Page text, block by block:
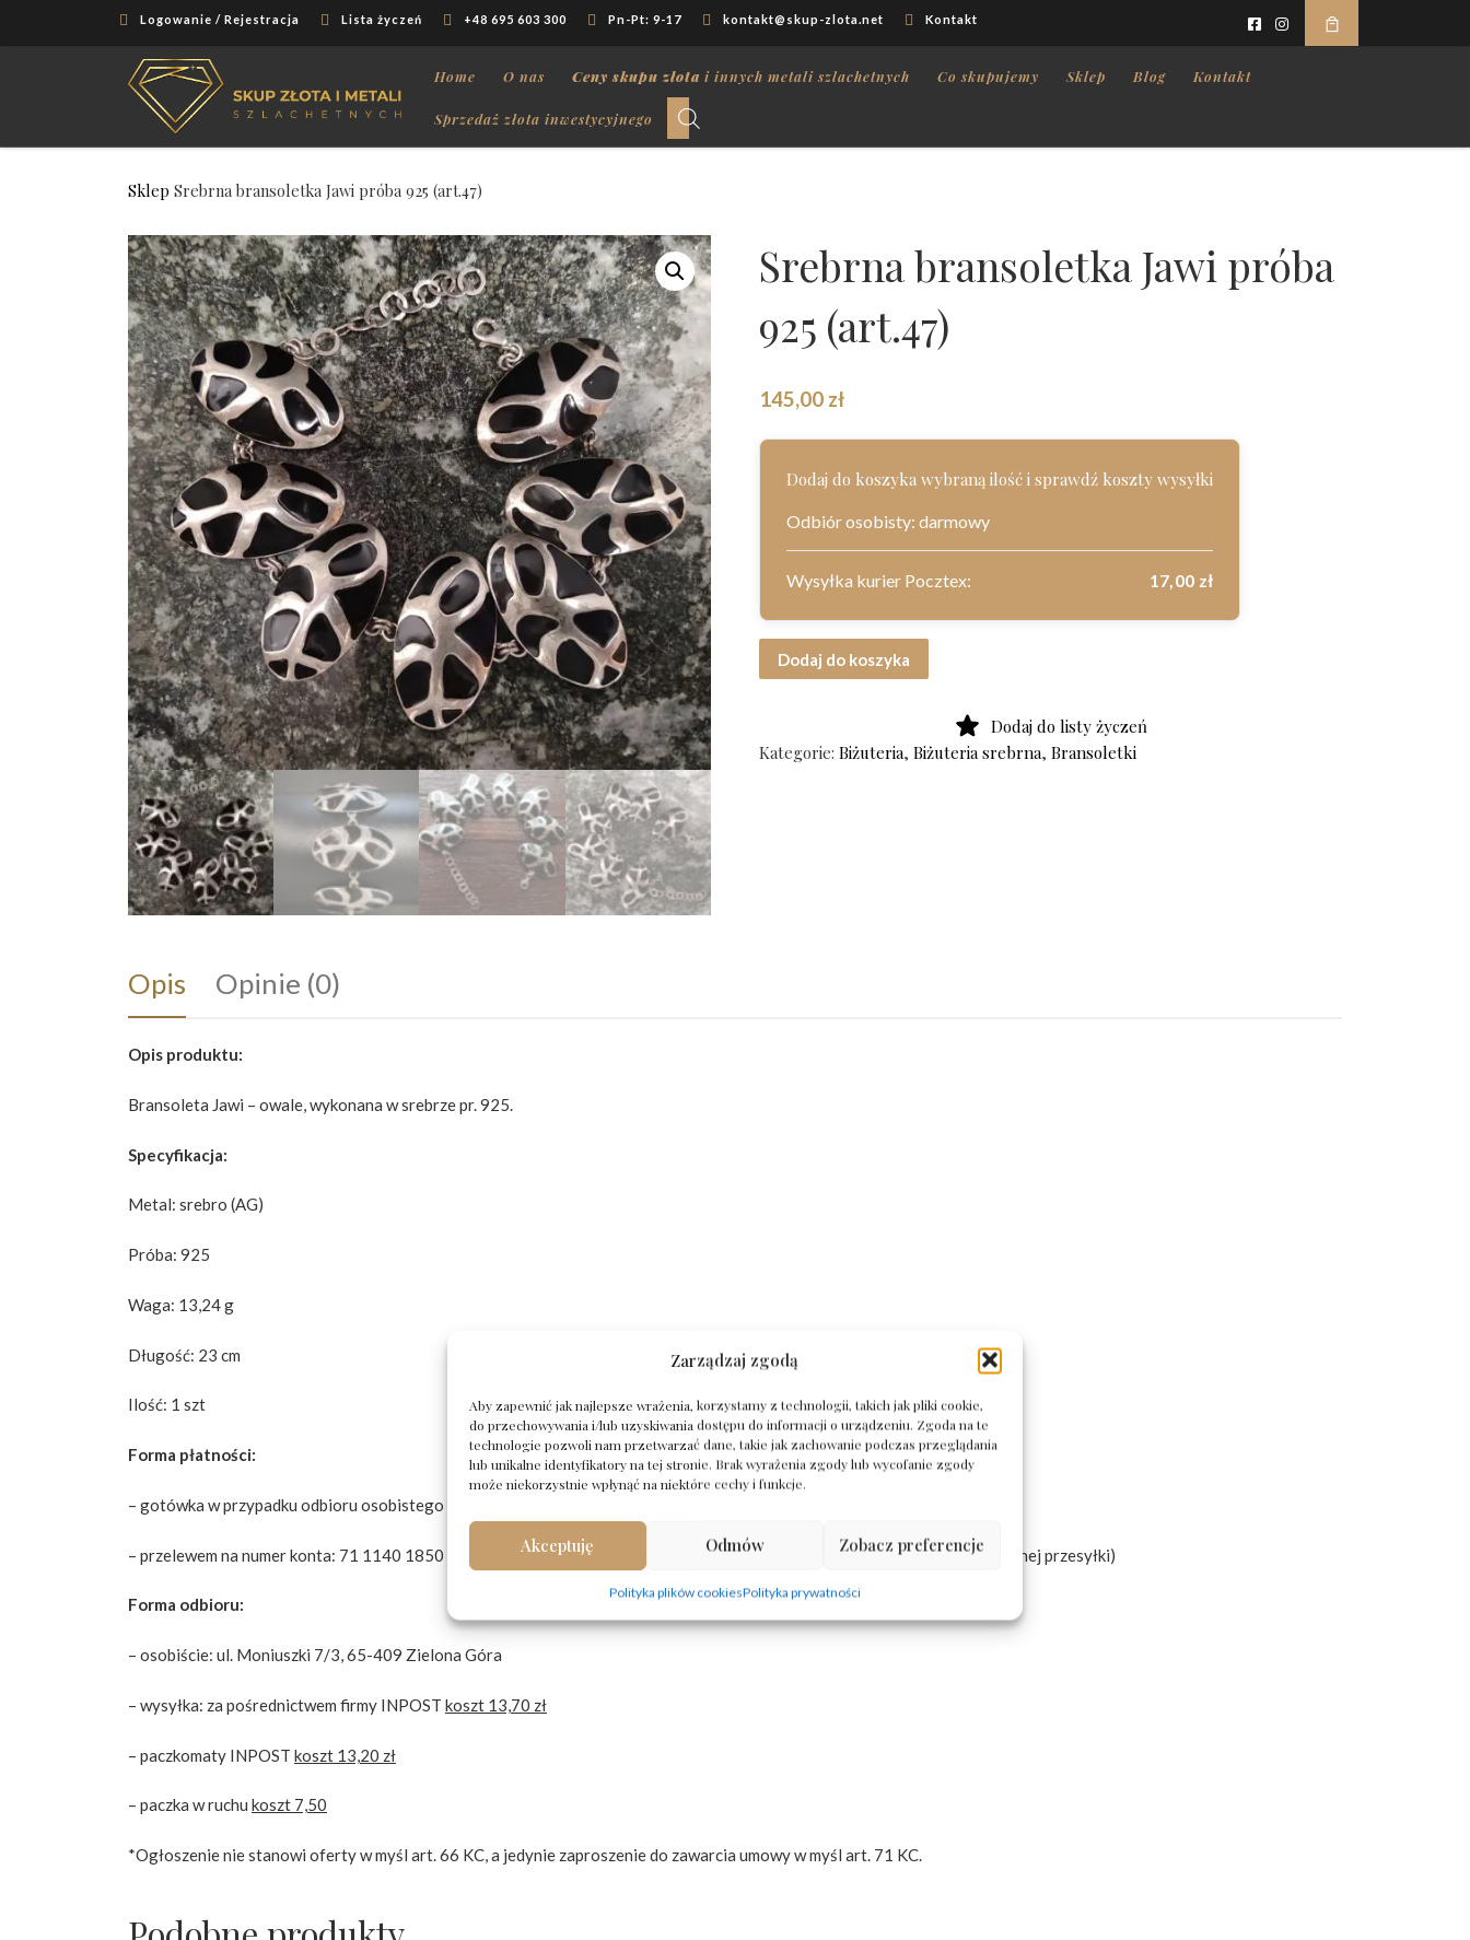
Zarządzaj zgodą
Aby zapewnić jak najlepsze wrażenia, korzystamy z technologii, takich jak pliki cookie,
do przechowywania i/lub uzyskiwania dostępu do informacji o urządzeniu. Zgoda na te
technologie pozwoli nam przetwarzać dane, takie jak zachowanie podczas przeglądania
lub unikalne identyfikatory na tej stronie. Brak wyrażenia zgody lub wycofanie zgody
może niekorzystnie wpłynąć na niektóre cechy i funkcje.
Akceptuję Odmów Zobacz preferencje
Polityka plików cookiesPolityka prywatności
Skip to content
Logowanie / Rejestracja Lista życzeń +48 695 603 300 Pn-Pt: 9-17 kontakt@skup-zlota.net Kontakt
Home O nas Ceny skupu złota i innych metali szlachetnych Co skupujemy Sklep Blog Kontakt
Sprzedaż złota inwestycyjnego
Sklep Srebrna bransoletka Jawi próba 925 (art.47)
Srebrna bransoletka Jawi próba
925 (art.47)
145,00 zł
Dodaj do koszyka wybraną ilość i sprawdź koszty wysyłki
Odbiór osobisty: darmowy
Wysyłka kurier Pocztex: 17,00 zł
Dodaj do koszyka
Dodaj do listy życzeń
Kategorie:Biżuteria,Biżuteria srebrna,Bransoletki
Opis Opinie (0)
Opis produktu:
Bransoleta Jawi – owale, wykonana w srebrze pr. 925.
Specyfikacja:
Metal: srebro (AG)
Próba: 925
Waga: 13,24 g
Długość: 23 cm
Ilość: 1 szt
Forma płatności:
– gotówka w przypadku odbioru osobistego
– przelewem na numer konta: 71 1140 1850 0000 4467 8500 1001 (w przypadku wysyłki proszę dodać do ceny koszt wybranej przesyłki)
Forma odbioru:
– osobiście: ul. Moniuszki 7/3, 65-409 Zielona Góra
– wysyłka: za pośrednictwem firmy INPOST koszt 13,70 zł
– paczkomaty INPOST koszt 13,20 zł
– paczka w ruchu koszt 7,50
*Ogłoszenie nie stanowi oferty w myśl art. 66 KC, a jedynie zaproszenie do zawarcia umowy w myśl art. 71 KC.